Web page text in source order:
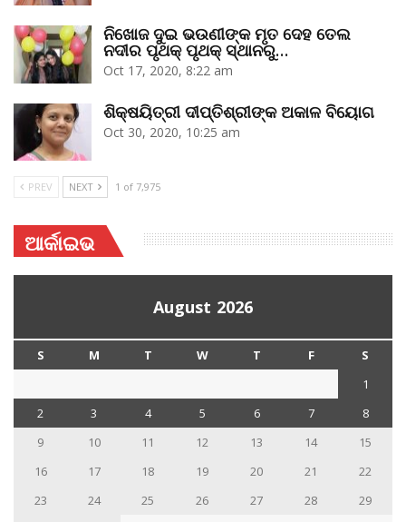
ନିଖୋଜ ଦୁଇ ଭଉଣୀଙ୍କ ମୃତ ଦେହ ତେଲ
ନଦୀର ପୃଥକ୍‌ ପୃଥକ୍‌ ସ୍ଥାନରୁ…
Oct 17, 2020, 8:22 am
ଶିକ୍ଷୟିତ୍ରୀ ଦୀପ୍ତିଶ୍ରୀଙ୍କ ଅକାଳ ବିୟୋଗ
Oct 30, 2020, 10:25 am
PREV NEXT 1 of 7,975
ଆର୍କାଇଭ
August 2026
S M T W T F
S
1
2
3 4 5 6 7
8
9
10 11 12 13 14
15
16
17 18 19 20 21
22
23
24 25 26 27 28
29